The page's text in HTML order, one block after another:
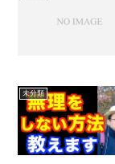
未分類